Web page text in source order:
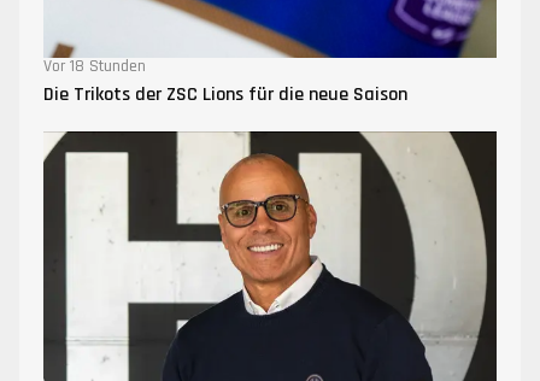
Vor 18 Stunden
Die Trikots der ZSC Lions für die neue Saison